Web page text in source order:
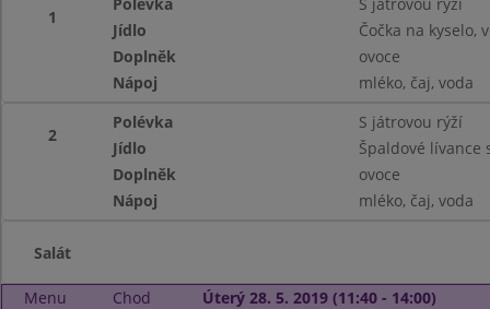
1
Jídlo
Čočka na kyselo,
Doplněk
ovoce
Nápoj
mléko, čaj, voda
2
Polévka
S játrovou rýží
Jídlo
Špaldové lívance
Doplněk
ovoce
Nápoj
mléko, čaj, voda
Salát
Menu Chod Úterý 28. 5. 2019 (11:40 - 14:00)